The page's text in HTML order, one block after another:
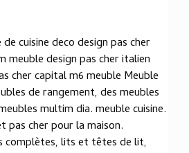
cuisine deco design pas cher
meuble design pas cher italien
cher capital m6 meuble Meuble
de rangement, des meubles
multim dia. meuble cuisine.
pas cher pour la maison.
complètes, lits et têtes de lit,